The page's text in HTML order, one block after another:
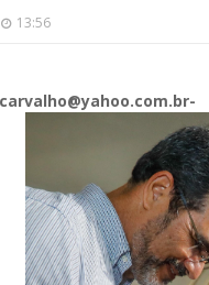
13:56